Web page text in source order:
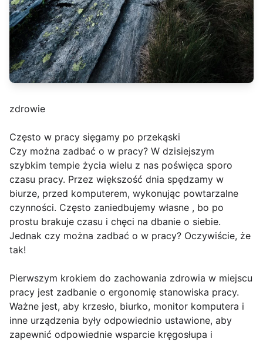
zdrowie
Często w pracy sięgamy po przekąski
Czy można zadbać o w pracy? W dzisiejszym
szybkim tempie życia wielu z nas poświęca sporo
czasu pracy. Przez większość dnia spędzamy w
biurze, przed komputerem, wykonując powtarzalne
czynności. Często zaniedbujemy własne , bo po
prostu brakuje czasu i chęci na dbanie o siebie.
Jednak czy można zadbać o w pracy? Oczywiście, że
tak!
Pierwszym krokiem do zachowania zdrowia w miejscu
pracy jest zadbanie o ergonomię stanowiska pracy.
Ważne jest, aby krzesło, biurko, monitor komputera i
inne urządzenia były odpowiednio ustawione, aby
zapewnić odpowiednie wsparcie kręgosłupa i